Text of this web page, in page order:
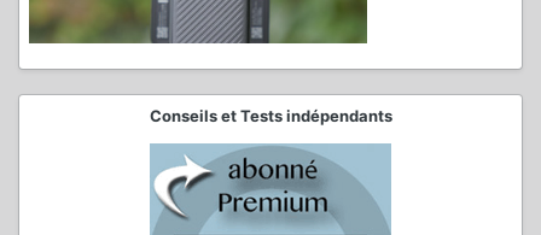
Conseils et Tests indépendants